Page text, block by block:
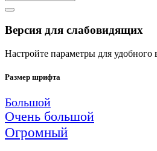
Версия для слабовидящих
Настройте параметры для удобного
Размер шрифта
Большой
Очень большой
Огромный